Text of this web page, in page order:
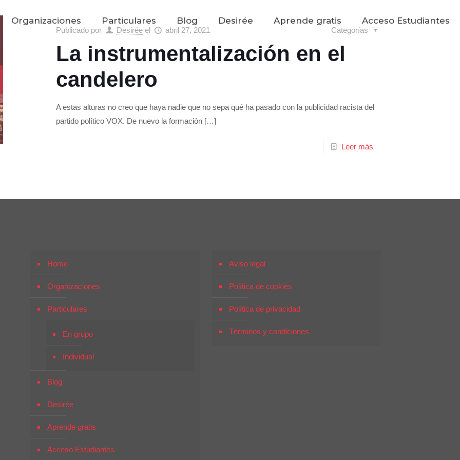
Organizaciones Particulares Blog Desirée Aprende gratis Acceso Estudiantes
Publicado por Desirée el abril 27, 2021 Categorías
La instrumentalización en el
candelero
A estas alturas no creo que haya nadie que no sepa qué ha pasado con la publicidad racista del
partido político VOX. De nuevo la formación […]
Leer más
Home
Organizaciones
Particulares
En grupo
Individual
Blog
Desirée
Aprende gratis
Acceso Estudiantes
Aviso legal
Política de cookies
Política de privacidad
Términos y condiciones